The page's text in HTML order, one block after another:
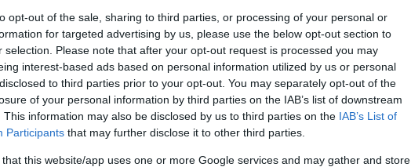
opt-out of the sale, sharing to third parties, or processing of your personal or
for targeted advertising by us, please use the below opt-out section to
selection. Please note that after your opt-out request is processed you may
interest-based ads based on personal information utilized by us or personal
to third parties prior to your opt-out. You may separately opt-out of the
of your personal information by third parties on the IAB’s list of downstream
This information may also be disclosed by us to third parties on the IAB’s List of
Participants that may further disclose it to other third parties.
that this website/app uses one or more Google services and may gather and store
την ανοδική του πορεία, πλησιάζοντας
ομολόγων,αν και εξακολουθεί να
έναντι περιφερειακών αγορών όπως η